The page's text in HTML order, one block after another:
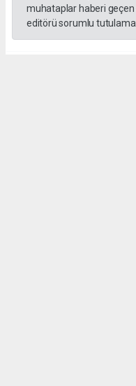
muhataplar haberi
editörü sorumlu